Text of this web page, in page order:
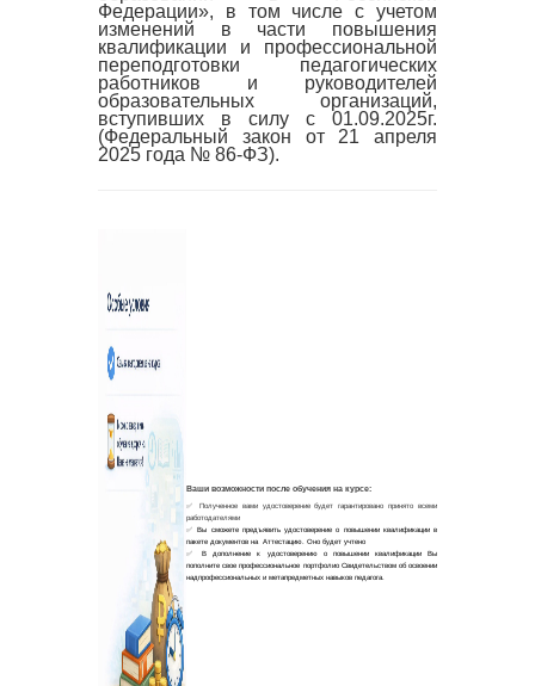
Федерации», в том числе с учетом
изменений в части повышения
квалификации и профессиональной
переподготовки педагогических
работников и руководителей
образовательных организаций,
вступивших в силу с 01.09.2025г.
(Федеральный закон от 21 апреля
2025 года № 86-ФЗ).